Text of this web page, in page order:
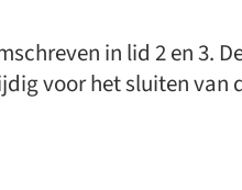
in lid 2 en 3.
voor het sluiten van